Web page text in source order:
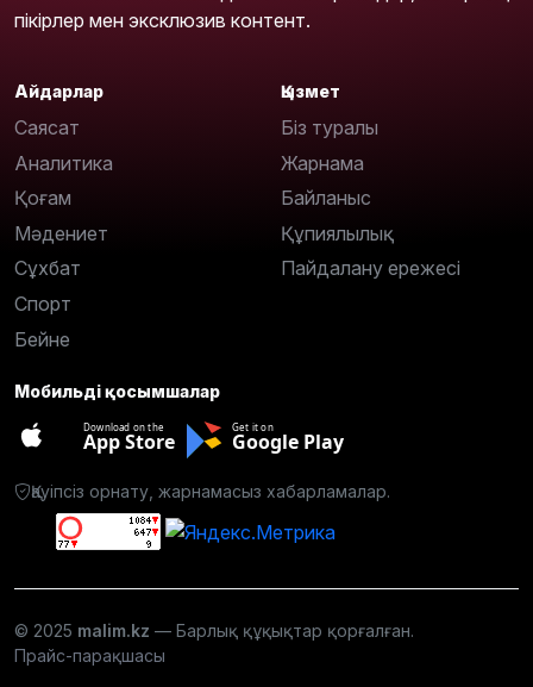
пікірлер мен эксклюзив контент.
Айдарлар
Саясат
Аналитика
Қоғам
Мәдениет
Сұхбат
Спорт
Бейне
Қызмет
Біз туралы
Жарнама
Байланыс
Құпиялылық
Пайдалану ережесі
Мобильді қосымшалар
Download on the
App Store
Get it on
Google Play
Қауіпсіз орнату, жарнамасыз хабарламалар.
© 2025 malim.kz — Барлық құқықтар қорғалған.
Прайс-парақшасы